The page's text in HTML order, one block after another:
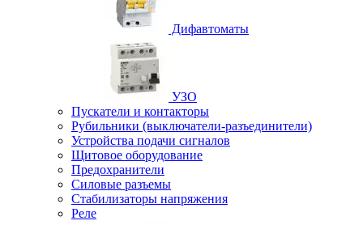
Дифавтоматы
УЗО
Пускатели и контакторы
Рубильники (выключатели-разъединители)
Устройства подачи сигналов
Щитовое оборудование
Предохранители
Силовые разъемы
Стабилизаторы напряжения
Реле